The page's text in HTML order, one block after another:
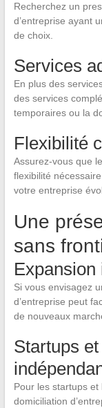
Recherchez un
d’entreprise ayant
de choix.
Services
En plus des
des services
temporaires ou la
Flexibilité
Assurez-vous que
flexibilité
votre entreprise
Une
sans
Expansion
Si vous envisagez
d’entreprise peut
de nouveaux
Startups
Pour les startups
domiciliation